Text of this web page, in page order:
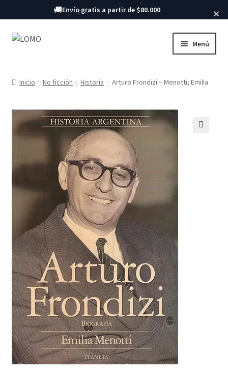
Buscar libros
🚚Envío gratis a partir de $80.000 ×
Ir
Ir
Menú
Inicio No ficción Historia Arturo Frondizi – Menotti, Emilia